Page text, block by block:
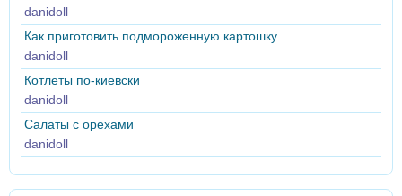
danidoll
Как приготовить подмороженную картошку
danidoll
Котлеты по-киевски
danidoll
Салаты с орехами
danidoll